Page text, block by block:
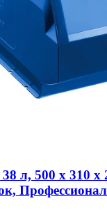
л, 500 х 310 х